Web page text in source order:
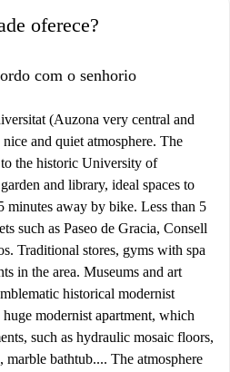
oferece?
com o senhorio
(Auzona very central and
and quiet atmosphere. The
the historic University of
and library, ideal spaces to
minutes away by bike. Less than 5
such as Paseo de Gracia, Consell
Traditional stores, gyms with spa
in the area. Museums and art
historical modernist
modernist apartment, which
such as hydraulic mosaic floors,
marble bathtub.... The atmosphere